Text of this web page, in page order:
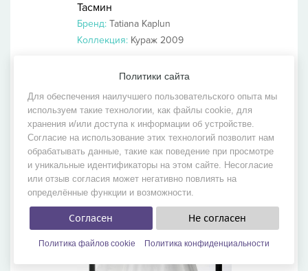
Тасмин
Бренд: Tatiana Kaplun
Коллекция: Кураж 2009
Политики сайта
Для обеспечения наилучшего пользовательского опыта мы
используем такие технологии, как файлы cookie, для
хранения и/или доступа к информации об устройстве.
Согласие на использование этих технологий позволит нам
обрабатывать данные, такие как поведение при просмотре
и уникальные идентификаторы на этом сайте. Несогласие
или отзыв согласия может негативно повлиять на
определённые функции и возможности.
Согласен Не согласен
Политика файлов cookie Политика конфиденциальности